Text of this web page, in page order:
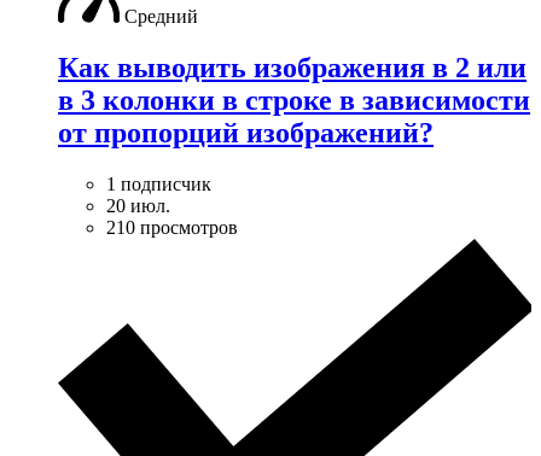
Средний
Как выводить изображения в 2 или
в 3 колонки в строке в зависимости
от пропорций изображений?
1 подписчик
20 июл.
210 просмотров